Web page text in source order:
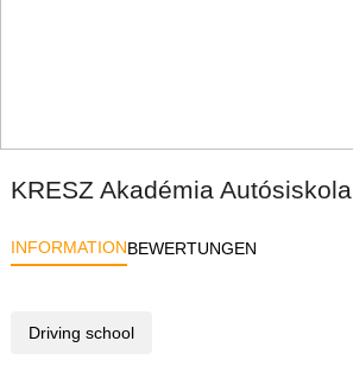
KRESZ Akadémia Autósiskola
INFORMATIONBEWERTUNGEN
Driving school